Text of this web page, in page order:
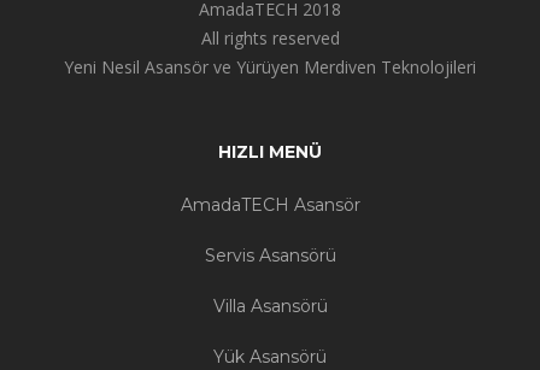
AmadaTECH 2018
All rights reserved
Yeni Nesil Asansör ve Yürüyen Merdiven Teknolojileri
HIZLI MENÜ
AmadaTECH Asansör
Servis Asansörü
Villa Asansörü
Yük Asansörü